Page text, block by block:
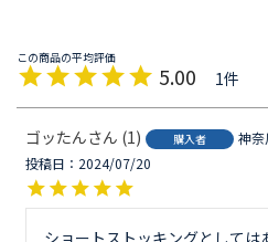
5.00 1
ゴッたん 1 購入者 神
投稿日
2024/07/20